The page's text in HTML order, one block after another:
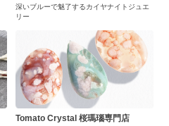
深いブルーで魅了するカイヤナイトジュエ
リー
Tomato Crystal 桜瑪瑙専門店